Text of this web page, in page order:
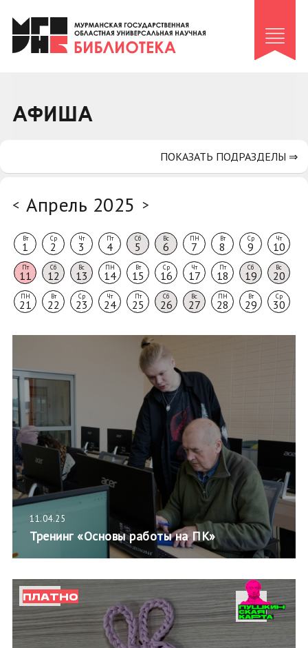
Клуб «Гиря и сельдерей»
Клуб «Семейный архив»
Коллегам
АФИША
< Апрель 2025 >
Вт
1
Ср
2
Чт
3
Пт
4
Сб
5
Вс
6
ПН
7
Вт
8
Ср
9
Чт
10
Пт
11
Сб
12
Вс
13
ПН
14
Вт
15
Ср
16
Чт
17
Пт
18
Сб
19
Вс
20
ПН
21
Вт
22
Ср
23
Чт
24
Пт
25
Сб
26
Вс
27
ПН
28
Вт
29
Ср
30
11.04.25
Тренинг «Основы работы на ПК»
ПЛАТНО
ПОКАЗАТЬ ПОДРАЗДЕЛЫ ⇒